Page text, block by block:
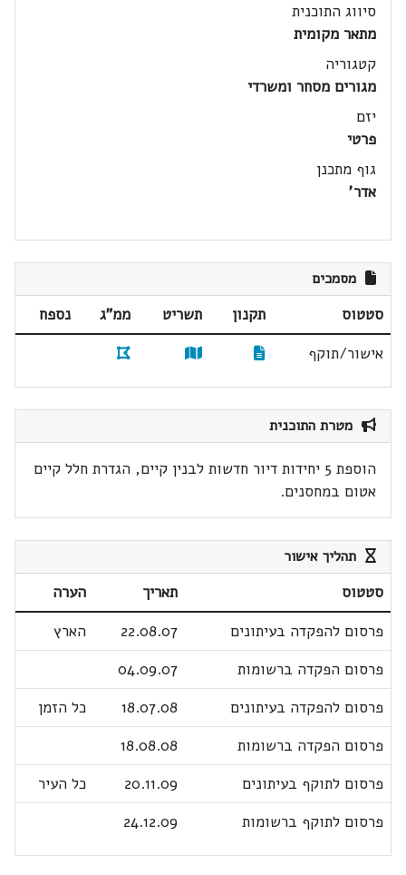
סיווג התוכנית
מתאר מקומית
קטגוריה
מגורים מסחר ומשרדי
יזם
פרטי
גוף מתכנן
אדר'
מסמכים
סטטוס תקנון תשריט ממ"ג
נספח
אישור/תוקף
מטרת התוכנית
הוספת 5 יחידות דיור חדשות לבנין קיים, הגדרת חלל קיים
אטום במחסנים.
תהליך אישור
סטטוס תאריך
הערה
פרסום להפקדה בעיתונים
22.08.07
הארץ
פרסום הפקדה ברשומות
04.09.07
פרסום להפקדה בעיתונים
18.07.08
כל הזמן
פרסום הפקדה ברשומות
18.08.08
פרסום לתוקף בעיתונים
20.11.09
כל העיר
פרסום לתוקף ברשומות
24.12.09